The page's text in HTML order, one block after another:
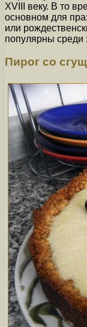
XVIII веку. В то
основном для
или
популярны среди
Пирог со